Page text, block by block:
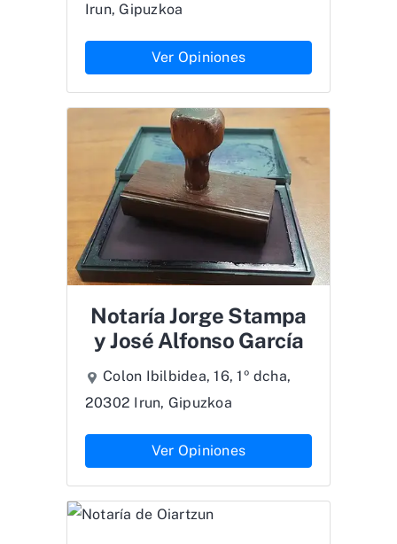
Irun, Gipuzkoa
Ver Opiniones
Notaría Jorge Stampa
y José Alfonso García
Colon Ibilbidea, 16, 1º dcha,
20302 Irun, Gipuzkoa
Ver Opiniones